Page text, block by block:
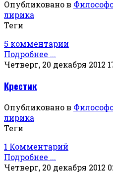
Опубликовано в
лирика
Теги
5 комментарии
Подробнее ...
Четверг, 20 декабря 2012
Крестик
Опубликовано в
лирика
Теги
1 Комментарий
Подробнее ...
Четверг, 20 декабря 2012